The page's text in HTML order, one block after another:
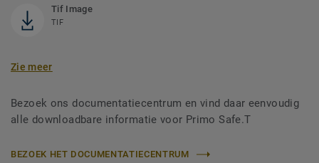
Tif Image
TIF
Zie meer
Bezoek ons documentatiecentrum en vind daar eenvoudig
alle downloadbare informatie voor Primo Safe.T
BEZOEK HET DOCUMENTATIECENTRUM